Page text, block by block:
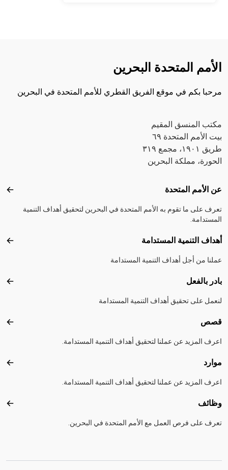
الأمم المتحدة البحرين
مرحبا بكم في موقع الفريق القطري للأمم المتحدة في البحرين
مكتب المنسق المقيم
بيت الأمم المتحدة ٦٩
طريق ١٩٠١، مجمع ٣١٩
الحورة، مملكة البحرين
Footer menu
عن الأمم المتحدة عن
تعرف على ما تقوم به الأمم المتحدة في البحرين لتحقيق أهداف التنمية
المستدامة.
أهداف التنمية المستدامة
عملنا من أجل أهداف التنمية المستدامة
بادر بالفعل
لنعمل على تحقيق أهداف التنمية المستدامة
قصص
اعرف المزيد عن عملنا لتحقيق أهداف التنمية المستدامة.
موارد
اعرف المزيد عن عملنا لتحقيق أهداف التنمية المستدامة.
وظائف
تعرف على فرص العمل مع الأمم المتحدة في البحرين.